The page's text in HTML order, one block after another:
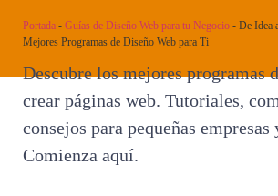
Portada - Guías de Diseño Web para tu Negocio - De Idea
Mejores Programas de Diseño Web para Ti
Descubre los mejores programas
crear páginas web. Tutoriales,
consejos para pequeñas
Comienza aquí.